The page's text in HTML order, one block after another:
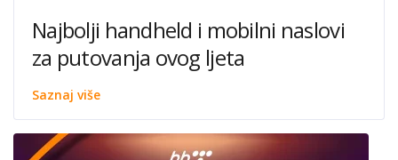
Najbolji handheld i mobilni naslovi
za putovanja ovog ljeta
Saznaj više